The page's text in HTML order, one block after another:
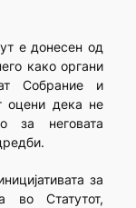
е донесен од
како органи
Собрание и
оцени дека не
за неговата
за
во Статутот,